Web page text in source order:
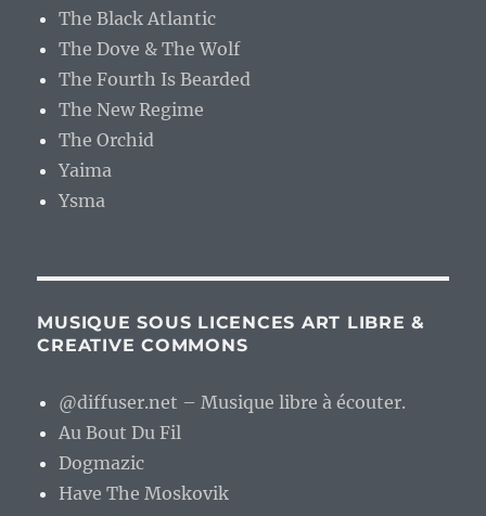
The Black Atlantic
The Dove & The Wolf
The Fourth Is Bearded
The New Regime
The Orchid
Yaima
Ysma
MUSIQUE SOUS LICENCES ART LIBRE &
CREATIVE COMMONS
@diffuser.net – Musique libre à écouter.
Au Bout Du Fil
Dogmazic
Have The Moskovik